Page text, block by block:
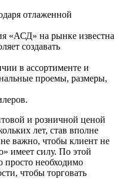
отлаженной
«АСД» на рынке известна
создавать
в ассортименте и
проемы, размеры,
и розничной ценой
лет, став вполне
важно, чтобы клиент не
имеет силу. По этой
просто необходимо
чтобы торговать